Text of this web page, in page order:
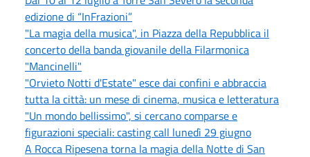
edizione di “InFrazioni”
"La magia della musica", in Piazza della Repubblica il
concerto della banda giovanile della Filarmonica
"Mancinelli"
"Orvieto Notti d'Estate" esce dai confini e abbraccia
tutta la città: un mese di cinema, musica e letteratura
"Un mondo bellissimo", si cercano comparse e
figurazioni speciali: casting call lunedì 29 giugno
A Rocca Ripesena torna la magia della Notte di San